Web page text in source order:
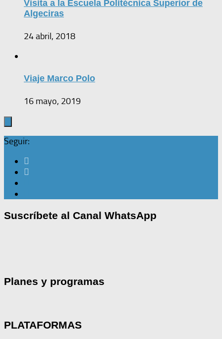
Visita a la Escuela Politécnica Superior de
Algeciras
24 abril, 2018
Viaje Marco Polo
16 mayo, 2019
Seguir:
Suscríbete al Canal WhatsApp
Planes y programas
PLATAFORMAS